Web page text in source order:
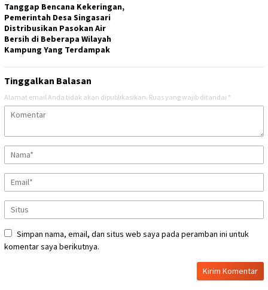
Tanggap Bencana Kekeringan,
Pemerintah Desa Singasari
Distribusikan Pasokan Air
Bersih di Beberapa Wilayah
Kampung Yang Terdampak
Tinggalkan Balasan
Alamat email Anda tidak akan dipublikasikan. Ruas yang wajib ditandai *
Simpan nama, email, dan situs web saya pada peramban ini untuk
komentar saya berikutnya.